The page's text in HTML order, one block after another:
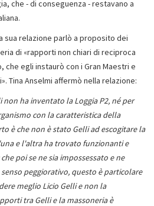
che - di conseguenza - restavano a
sua relazione parlò a proposito dei
di «rapporti non chiari di reciproca
egli instaurò con i Gran Maestri e
Tina Anselmi affermò nella relazione:
non ha inventato la Loggia P2, né per
con la caratteristica della
è che non è stato Gelli ad escogitare la
e l'altra ha trovato funzionanti e
poi se ne sia impossessato e ne
peggiorativo, questo è particolare
meglio Licio Gelli e non la
tra Gelli e la massoneria è